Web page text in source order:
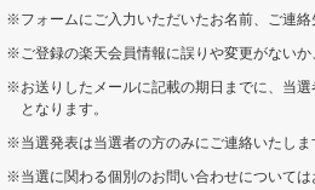
フォームにご入力いただいたお名前、ご連
ご登録の楽天会員情報に誤りや変更がないか
お送りしたメールに記載の期日までに、当
となります。
当選発表は当選者の方のみにご連絡いたしま
当選に関わる個別のお問い合わせについて